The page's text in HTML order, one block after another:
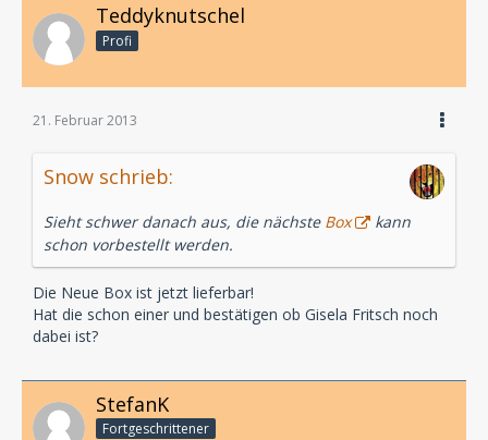
Teddyknutschel
Profi
21. Februar 2013
Snow schrieb:
Sieht schwer danach aus, die nächste Box
kann
schon vorbestellt werden.
Die Neue Box ist jetzt lieferbar!
Hat die schon einer und bestätigen ob Gisela Fritsch noch
dabei ist?
StefanK
Fortgeschrittener